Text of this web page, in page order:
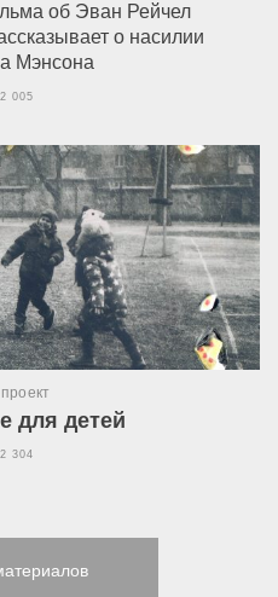
об Эван Рейчел
о насилии
Мэнсона
005
для детей
304